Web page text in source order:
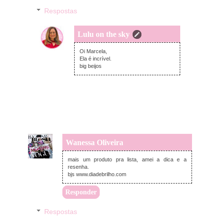
Respostas
Lulu on the sky
segunda-feira, fevereiro 11, 2019
Oi Marcela,
Ela é incrível.
big beijos
Wanessa Oliveira
segunda-feira, fevereiro 11, 2019
mais um produto pra lista, amei a dica e a
resenha.
bjs www.diadebrilho.com
Responder
Respostas